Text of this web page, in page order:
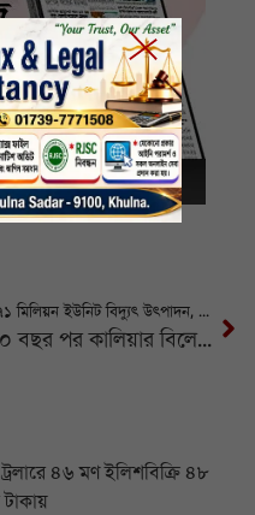
৭৭১ মিলিয়ন ইউনিট বিদ্যুৎ উৎপাদন, রেকর্ড গড়ল রামপাল তাপ বিদ্যুৎকেন্দ্র
২০ বছর পর কালিয়ার বিলে আউশ-আমনধানের ব্যাপক ফলন, কৃষকের মুখে হাসি
৪৬ মণ ইলিশবিক্রি ৪৮